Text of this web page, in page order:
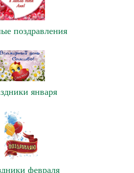
поздравления
января
февраля